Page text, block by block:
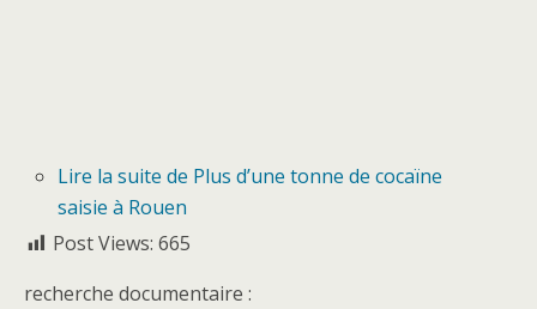
Lire la suite de Plus d’une tonne de cocaïne
saisie à Rouen
Post Views: 665
recherche documentaire :